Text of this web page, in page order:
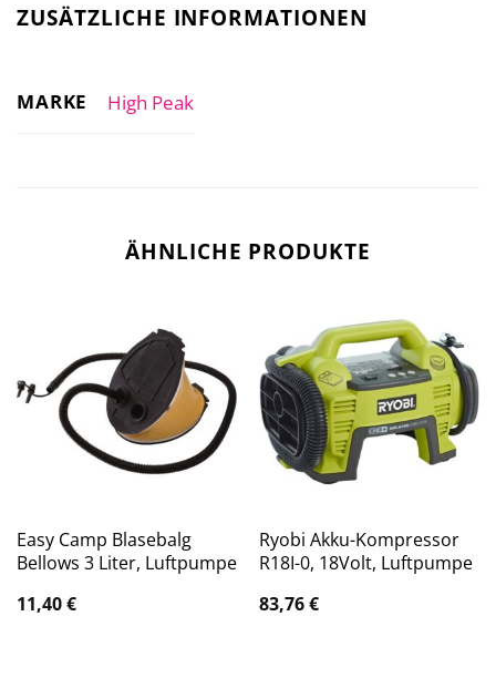
ZUSÄTZLICHE INFORMATIONEN
MARKE High Peak
ÄHNLICHE PRODUKTE
Easy Camp Blasebalg
Bellows 3 Liter, Luftpumpe
11,40€
Ryobi Akku-Kompressor
R18I-0, 18Volt, Luftpumpe
83,76€